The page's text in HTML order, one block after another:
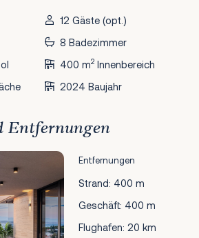
12 Gäste (opt.)
8 Badezimmer
400 m2Innenbereich
2024 Baujahr
Entfernungen
Entfernungen
Strand: 400 m
Geschäft: 400 m
Flughafen: 20 km